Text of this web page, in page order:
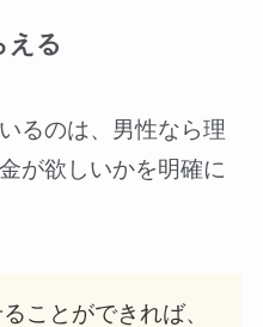
える
るのは、男性なら理
が欲しいかを明確に
ことができれば、